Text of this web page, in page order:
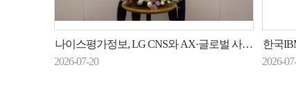
나이스평가정보, LG CNS와 AX·글로벌 사업 맞손
2026-07-20
한국IBM,
2026-